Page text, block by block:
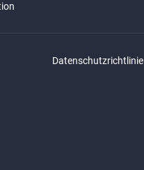
Datenschutzrichtlinie